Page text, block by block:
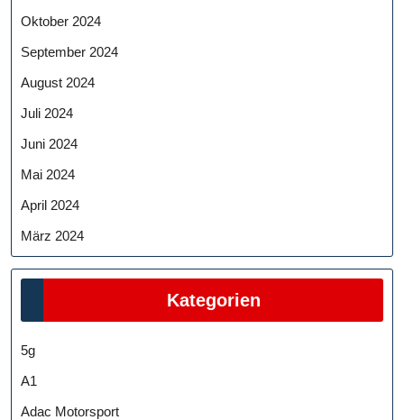
Oktober 2024
September 2024
August 2024
Juli 2024
Juni 2024
Mai 2024
April 2024
März 2024
Kategorien
5g
A1
Adac Motorsport